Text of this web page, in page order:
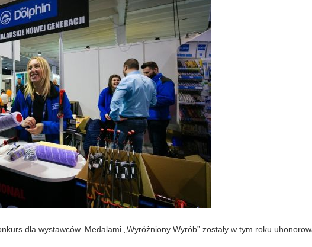
dla wystawców. Medalami „Wyróżniony Wyrób” zostały w tym roku